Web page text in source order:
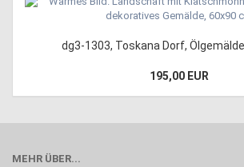
dg3-1303, Toskana Dorf,
195,00 EUR
MEHR ÜBER...